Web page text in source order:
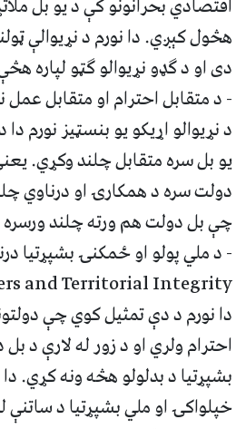
هڅول کېږي. دا نورم د نړیوالې
دی او د ګډو نړیوالو ګټو لپاره
د نړیوالو اړیکو یو بنسټیز نورم
یو بل سره متقابل چلند وکړي.
دولت سره د همکارۍ او درناوي
چې بل دولت هم ورته چلند
دا نورم د دې تمثیل کوي چې
احترام ولري او د زور له لارې د
بشپړتیا د بدلولو هڅه ونه کړي.
خپلواکۍ او ملي بشپړتیا د ساتنې